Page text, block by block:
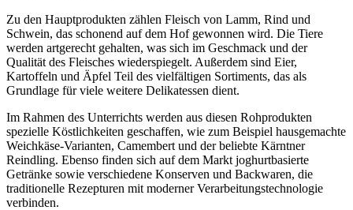
Zu den Hauptprodukten zählen Fleisch von Lamm, Rind und
Schwein, das schonend auf dem Hof gewonnen wird. Die Tiere
werden artgerecht gehalten, was sich im Geschmack und der
Qualität des Fleisches wiederspiegelt. Außerdem sind Eier,
Kartoffeln und Äpfel Teil des vielfältigen Sortiments, das als
Grundlage für viele weitere Delikatessen dient.
Im Rahmen des Unterrichts werden aus diesen Rohprodukten
spezielle Köstlichkeiten geschaffen, wie zum Beispiel hausgemachte
Weichkäse-Varianten, Camembert und der beliebte Kärntner
Reindling. Ebenso finden sich auf dem Markt joghurtbasierte
Getränke sowie verschiedene Konserven und Backwaren, die
traditionelle Rezepturen mit moderner Verarbeitungstechnologie
verbinden.